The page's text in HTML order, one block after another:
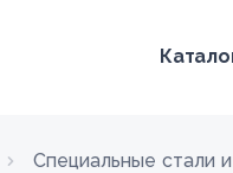
Специальные стали